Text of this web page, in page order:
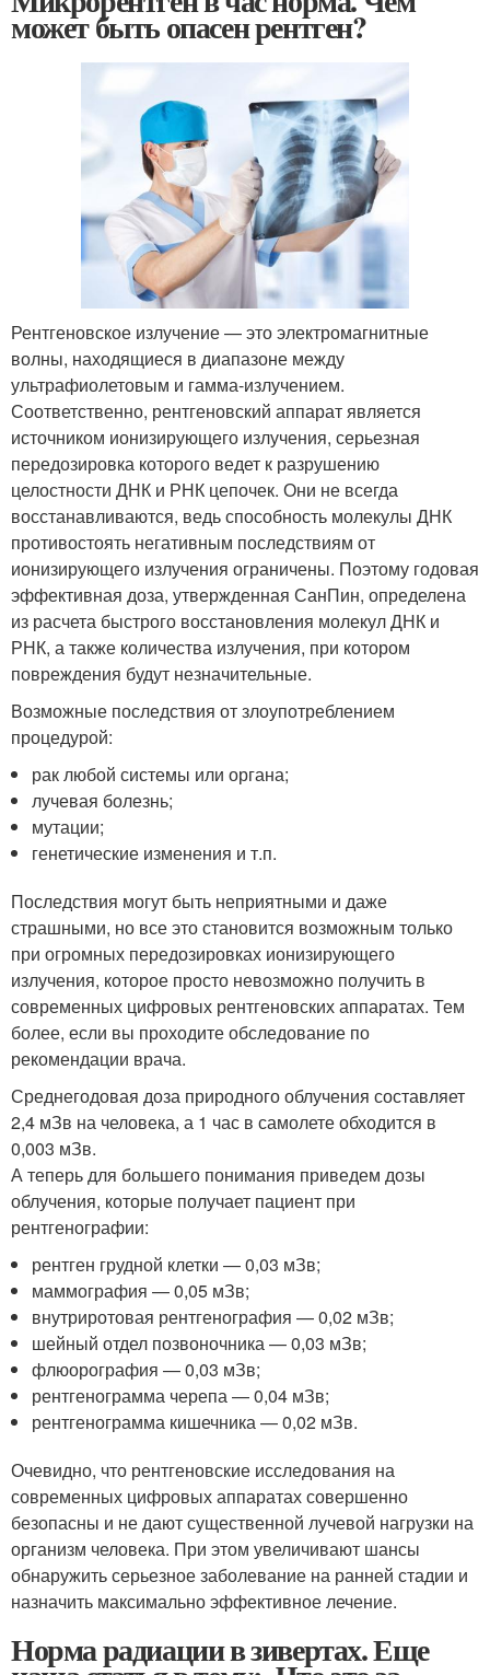
может быть опасен рентген?
Рентгеновское излучение — это электромагнитные
волны, находящиеся в диапазоне между
ультрафиолетовым и гамма-излучением.
Соответственно, рентгеновский аппарат является
источником ионизирующего излучения, серьезная
передозировка которого ведет к разрушению
целостности ДНК и РНК цепочек. Они не всегда
восстанавливаются, ведь способность молекулы ДНК
противостоять негативным последствиям от
ионизирующего излучения ограничены. Поэтому годовая
эффективная доза, утвержденная СанПин, определена
из расчета быстрого восстановления молекул ДНК и
РНК, а также количества излучения, при котором
повреждения будут незначительные.
Возможные последствия от злоупотреблением
процедурой:
рак любой системы или органа;
лучевая болезнь;
мутации;
генетические изменения и т.п.
Последствия могут быть неприятными и даже
страшными, но все это становится возможным только
при огромных передозировках ионизирующего
излучения, которое просто невозможно получить в
современных цифровых рентгеновских аппаратах. Тем
более, если вы проходите обследование по
рекомендации врача.
Среднегодовая доза природного облучения составляет
2,4 мЗв на человека, а 1 час в самолете обходится в
0,003 мЗв.
А теперь для большего понимания приведем дозы
облучения, которые получает пациент при
рентгенографии:
рентген грудной клетки — 0,03 мЗв;
маммография — 0,05 мЗв;
внутриротовая рентгенография — 0,02 мЗв;
шейный отдел позвоночника — 0,03 мЗв;
флюорография — 0,03 мЗв;
рентгенограмма черепа — 0,04 мЗв;
рентгенограмма кишечника — 0,02 мЗв.
Очевидно, что рентгеновские исследования на
современных цифровых аппаратах совершенно
безопасны и не дают существенной лучевой нагрузки на
организм человека. При этом увеличивают шансы
обнаружить серьезное заболевание на ранней стадии и
назначить максимально эффективное лечение.
Норма радиации в зивертах. Еще